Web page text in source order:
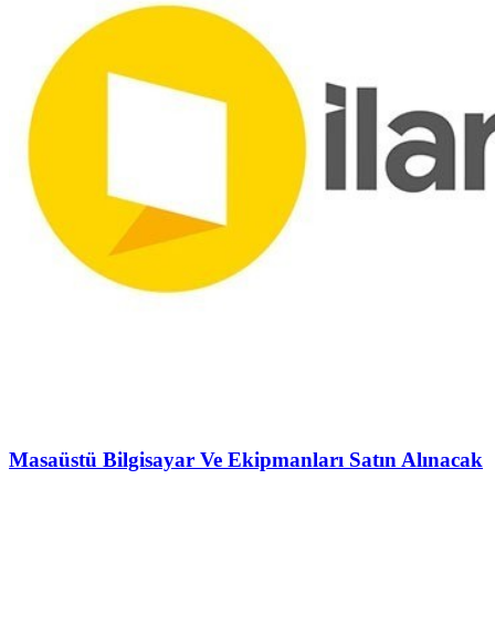
Masaüstü Bilgisayar Ve Ekipmanları Satın Alınacak